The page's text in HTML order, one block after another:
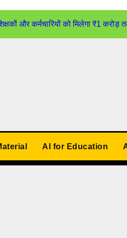
और कर्मचारियों को मिलेगा ₹1 करोड़
AI for Education